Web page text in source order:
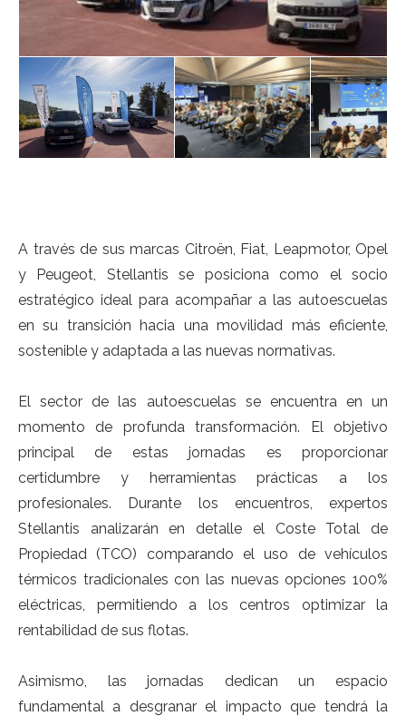
A través de sus marcas Citroën, Fiat, Leapmotor, Opel
y Peugeot, Stellantis se posiciona como el socio
estratégico ideal para acompañar a las autoescuelas
en su transición hacia una movilidad más eficiente,
sostenible y adaptada a las nuevas normativas.
El sector de las autoescuelas se encuentra en un
momento de profunda transformación. El objetivo
principal de estas jornadas es proporcionar
certidumbre y herramientas prácticas a los
profesionales. Durante los encuentros, expertos
Stellantis analizarán en detalle el Coste Total de
Propiedad (TCO) comparando el uso de vehículos
térmicos tradicionales con las nuevas opciones 100%
eléctricas, permitiendo a los centros optimizar la
rentabilidad de sus flotas.
Asimismo, las jornadas dedican un espacio
fundamental a desgranar el impacto que tendrá la